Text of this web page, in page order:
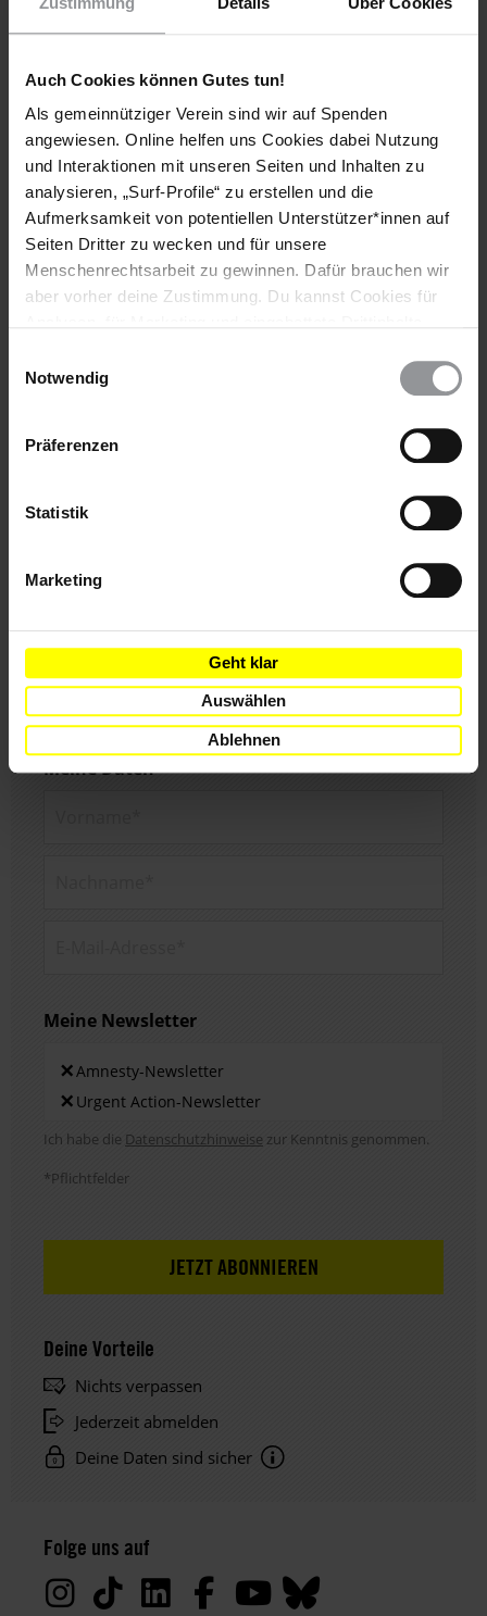
Auch Cookies können Gutes tun!
Als gemeinnütziger Verein sind wir auf Spenden
angewiesen. Online helfen uns Cookies dabei Nutzung
und Interaktionen mit unseren Seiten und Inhalten zu
analysieren, „Surf-Profile“ zu erstellen und die
Aufmerksamkeit von potentiellen Unterstützer*innen auf
Seiten Dritter zu wecken und für unsere
Menschenrechtsarbeit zu gewinnen. Dafür brauchen wir
aber vorher deine Zustimmung. Du kannst Cookies für
wieder ändern. Diesen Banner kannst Du über den Link
Notwendig
Präferenzen
Statistik
Marketing
Geht klar
Auswählen
Ablehnen
Pressemitteilung
Medizinisches Personal
Unternehmensverantwortung
Wirtschaftliche, Soziale & Kulturelle Rechte
Teile diesen Beitrag
BLEIB
Abonniere den Amnesty-Newsletter und mach
dich für die Menschenrechte stark!
Meine Daten
Meine Newsletter
×Amnesty-Newsletter
× Urgent Action-Newsletter
Hinweis DSE
Ich habe die Datenschutzhinweise zur Kenntnis genommen.
*Pflichtfelder
Deine Vorteile
Nichts verpassen
Jederzeit abmelden
Deine Daten sind sicher
Daten
werden
Folge uns auf